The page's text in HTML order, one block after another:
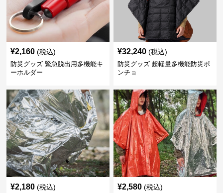
¥2,160 (税込)
防災グッズ 緊急脱出用多機能キ
ーホルダー
¥32,240 (税込)
防災グッズ 超軽量多機能防災ポ
ンチョ
¥2,180 (税込) ¥2,580 (税込)